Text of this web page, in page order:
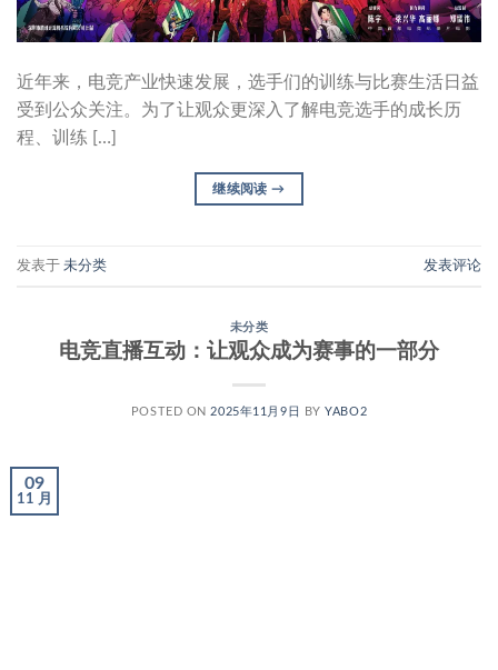
近年来，电竞产业快速发展，选手们的训练与比赛生活日益
受到公众关注。为了让观众更深入了解电竞选手的成长历
程、训练 […]
继续阅读→
发表于 未分类 发表评论
未分类
电竞直播互动：让观众成为赛事的一部分
POSTED ON 2025年11月9日 BYYABO2
09
11 月